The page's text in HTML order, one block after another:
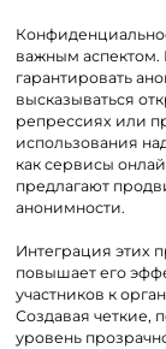
важным аспектом.
гарантировать
высказываться
репрессиях или
использования
как сервисы
предлагают
анонимности.
Интеграция этих
повышает его
участников к
Создавая четкие,
уровень